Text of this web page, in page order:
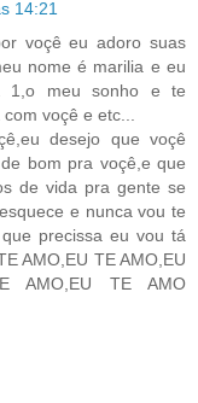
14:21
voçê eu adoro suas
nome é marilia e eu
1,o meu sonho e te
voçê e etc...
desejo que voçê
bom pra voçê,e que
de vida pra gente se
e nunca vou te
precissa eu vou tá
AMO,EU TE AMO,EU
AMO,EU TE AMO